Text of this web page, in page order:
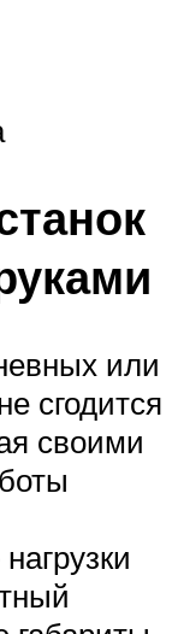
или
сгодится
своими